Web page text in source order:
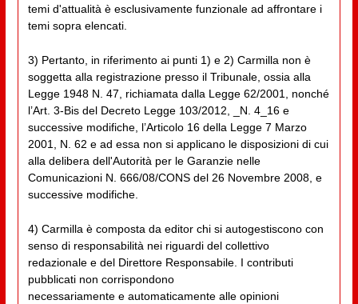
temi d'attualità è esclusivamente funzionale ad affrontare i
temi sopra elencati.
3) Pertanto, in riferimento ai punti 1) e 2) Carmilla non è
soggetta alla registrazione presso il Tribunale, ossia alla
Legge 1948 N. 47, richiamata dalla Legge 62/2001, nonché
l’Art. 3-Bis del Decreto Legge 103/2012, _N. 4_16 e
successive modifiche, l’Articolo 16 della Legge 7 Marzo
2001, N. 62 e ad essa non si applicano le disposizioni di cui
alla delibera dell'Autorità per le Garanzie nelle
Comunicazioni N. 666/08/CONS del 26 Novembre 2008, e
successive modifiche.
4) Carmilla è composta da editor chi si autogestiscono con
senso di responsabilità nei riguardi del collettivo
redazionale e del Direttore Responsabile. I contributi
pubblicati non corrispondono
necessariamente e automaticamente alle opinioni